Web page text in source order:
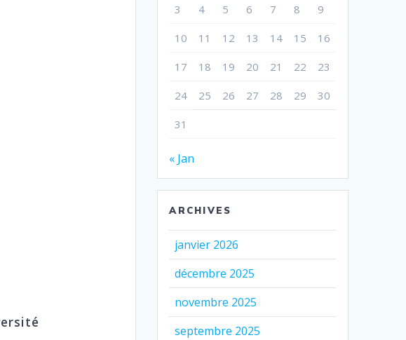
3 4 5 6 7 8 9
10 11 12 13 14 15 16
17 18 19 20 21 22 23
24 25 26 27 28 29 30
31
« Jan
ARCHIVES
janvier 2026
décembre 2025
novembre 2025
septembre 2025